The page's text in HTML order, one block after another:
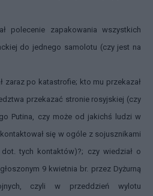
polecenie zapakowania wszystkich
do jednego samolotu (czy jest na
zaraz po katastrofie; kto mu przekazał
przekazać stronie rosyjskiej (czy
Putina, czy może od jakichś ludzi w
się w ogóle z sojusznikami
tych kontaktów)?; czy wiedział o
9 kwietnia br. przez Dyżurną
czyli w przeddzień wylotu